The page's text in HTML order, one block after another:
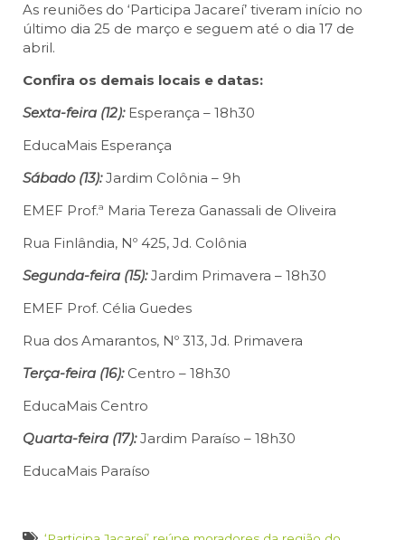
As reuniões do ‘Participa Jacareí’ tiveram início no
último dia 25 de março e seguem até o dia 17 de
abril.
Confira os demais locais e datas:
Sexta-feira (12): Esperança – 18h30
EducaMais Esperança
Sábado (13):Jardim Colônia – 9h
EMEF Prof.ª Maria Tereza Ganassali de Oliveira
Rua Finlândia, Nº 425, Jd. Colônia
Segunda-feira (15):Jardim Primavera – 18h30
EMEF Prof. Célia Guedes
Rua dos Amarantos, Nº 313, Jd. Primavera
Terça-feira (16): Centro – 18h30
EducaMais Centro
Quarta-feira (17):Jardim Paraíso – 18h30
EducaMais Paraíso